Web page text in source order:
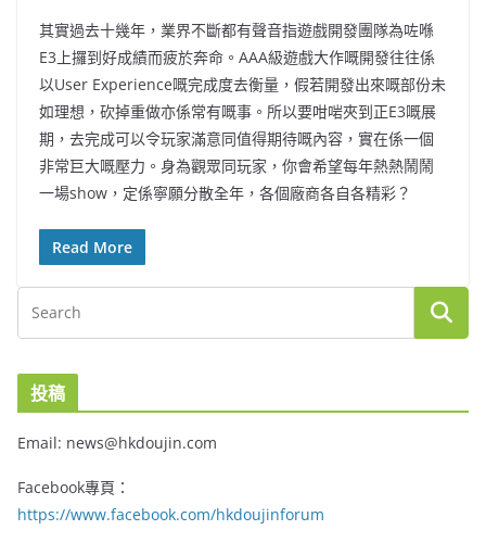
其實過去十幾年，業界不斷都有聲音指遊戲開發團隊為咗喺
E3上攞到好成績而疲於奔命。AAA級遊戲大作嘅開發往往係
以User Experience嘅完成度去衡量，假若開發出來嘅部份未
如理想，砍掉重做亦係常有嘅事。所以要咁啱夾到正E3嘅展
期，去完成可以令玩家滿意同值得期待嘅內容，實在係一個
非常巨大嘅壓力。身為觀眾同玩家，你會希望每年熱熱鬧鬧
一場show，定係寧願分散全年，各個廠商各自各精彩？
Read More
投稿
Email: news@hkdoujin.com
Facebook專頁：
https://www.facebook.com/hkdoujinforum